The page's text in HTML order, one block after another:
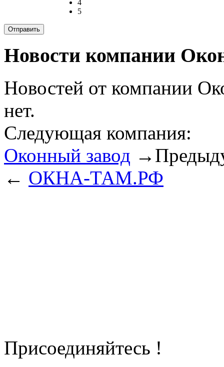
4
5
Новости компании
Новостей от компании
нет.
Следующая компания:
Оконный завод →
← ОКНА-ТАМ.РФ
Присоединяйтесь !